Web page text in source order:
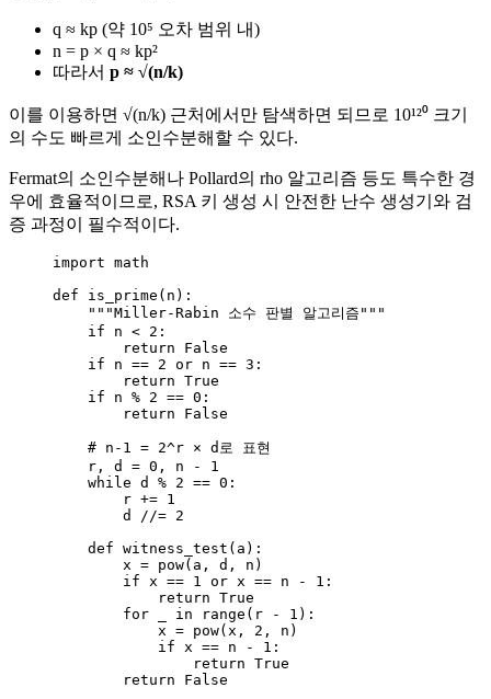
q ≈ kp (약 10⁵ 오차 범위 내)
n = p × q ≈ kp²
따라서 p ≈ √(n/k)
이를 이용하면 √(n/k) 근처에서만 탐색하면 되므로 10¹²⁰ 크기
의 수도 빠르게 소인수분해할 수 있다.
Fermat의 소인수분해나 Pollard의 rho 알고리즘 등도 특수한 경
우에 효율적이므로, RSA 키 생성 시 안전한 난수 생성기와 검
증 과정이 필수적이다.
import math
def
is_prime ( n ) :
"""Miller-Rabin 소수 판별 알고리즘 """
if n < 2 :
return
False
if n == 2 or n == 3 :
return True
if n % 2 == 0 :
return
False
# n-1 = 2^r × d로 표현
r, d = 0 , n -
1
while d % 2 == 0 :
r += 1
d
//= 2
def witness_test ( a ) :
x = pow( a , d , n )
if x == 1 or x == n - 1 :
return True
for
in range ( r - 1 ):
x = pow( x , 2 , n )
if x == n - 1 :
return True
return
False